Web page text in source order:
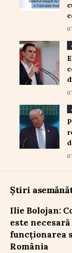
Știri
Ilie Bolojan:
este
funcționarea
România